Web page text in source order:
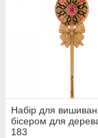
Набір для
бісером для
183